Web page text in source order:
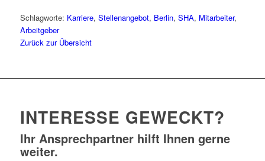
Schlagworte: Karriere, Stellenangebot, Berlin, SHA, Mitarbeiter,
Arbeitgeber
Zurück zur Übersicht
INTERESSE GEWECKT?
Ihr Ansprechpartner hilft Ihnen gerne
weiter.